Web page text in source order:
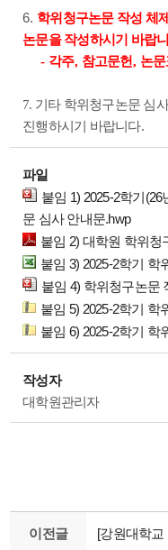
6. 학위청구논문 작성 체
논문을 작성하시기 바랍
- 각주, 참고문헌, 논
7. 기타 학위청구논문 심
진행하시기 바랍니다.
파일
붙임 1) 2025-2학기
문 심사 안내문.hwp
붙임 2) 대학원 학위청
붙임 3) 2025-2학기
붙임 4) 학위청구논문
붙임 5) 2025-2학기 학
붙임 6) 2025-2학기 학
작성자
대학원관리자
이전글